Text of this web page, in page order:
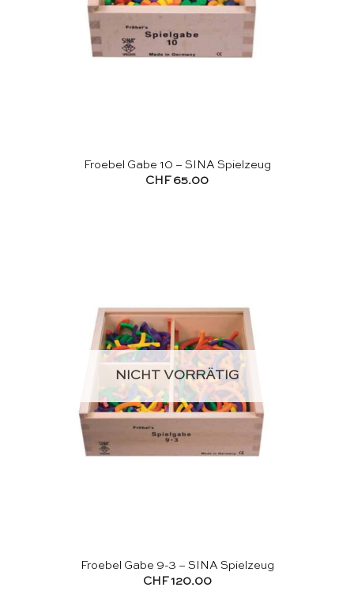
Froebel Gabe 10 – SINA Spielzeug
CHF65.00
NICHT VORRÄTIG
Froebel Gabe 9-3 – SINA Spielzeug
CHF120.00